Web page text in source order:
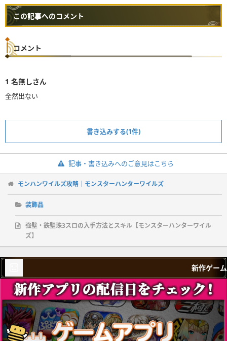
この記事へのコメント
コメント
1 名無しさん
全然出ない
書き込みする(1件)
記事・書き込みへのご意見はこちら
モンハンワイルズ攻略｜モンスターハンターワイルズ
装飾品
強壁・鉄壁珠3スロの入手方法とスキル【モンスターハンターワイル
ズ】
新作ゲーム